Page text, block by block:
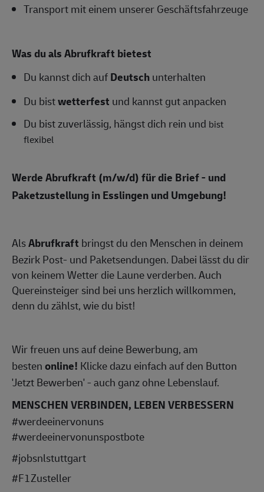
Transport mit einem unserer Geschäftsfahrzeuge
Was du als Abrufkraft bietest
Du kannst dich aufDeutschunterhalten
Du bistwetterfest und kannst gut anpacken
Du bist zuverlässig, hängst dich rein und bist
flexibel
Werde Abrufkraft (m/w/d)für die Brief - und
Paketzustellung in Esslingen und Umgebung!
AlsAbrufkraft bringst du den Menschen in deinem
Bezirk Post- und Paketsendungen. Dabei lässt du dir
von keinem Wetter die Laune verderben. Auch
Quereinsteiger sind bei uns herzlich willkommen,
denn du zählst, wie du bist!
Wir freuen uns auf deine Bewerbung, am
bestenonline! Klicke dazu einfach auf den Button
'Jetzt Bewerben' - auch ganz ohne Lebenslauf.
MENSCHEN VERBINDEN, LEBEN VERBESSERN
#werdeeinervonuns
#werdeeinervonunspostbote
#jobsnlstuttgart
#F1Zusteller